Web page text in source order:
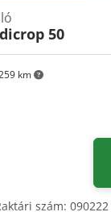
km
50
szám: